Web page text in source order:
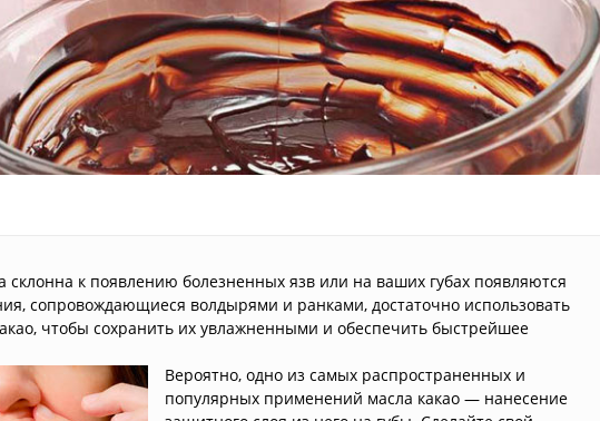
склонна к появлению болезненных язв или на ваших губах появляются
сопровождающиеся волдырями и ранками, достаточно использовать
чтобы сохранить их увлажненными и обеспечить быстрейшее
Вероятно, одно из самых распространенных и
популярных применений масла какао — нанесение